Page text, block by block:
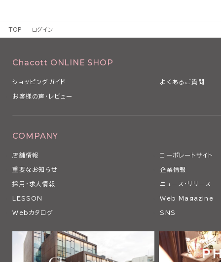
TOP ログイン
Chacott ONLINE SHOP
ショッピングガイド よくあるご質問
お客様の声・レビュー
COMPANY
店舗情報 コーポレートサイト
重要なお知らせ 企業情報
採用・求人情報 ニュース・リリース
LESSON Web Magazine
Webカタログ SNS